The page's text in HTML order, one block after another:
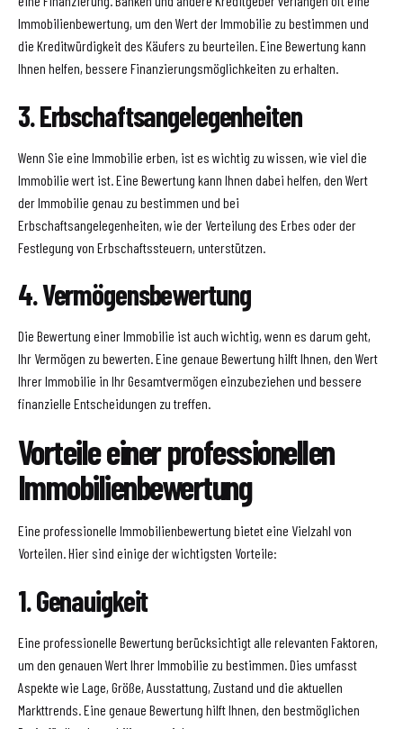
Immobilienbewertung, um den Wert der Immobilie zu bestimmen und
die Kreditwürdigkeit des Käufers zu beurteilen. Eine Bewertung kann
Ihnen helfen, bessere Finanzierungsmöglichkeiten zu erhalten.
3. Erbschaftsangelegenheiten
Wenn Sie eine Immobilie erben, ist es wichtig zu wissen, wie viel die
Immobilie wert ist. Eine Bewertung kann Ihnen dabei helfen, den Wert
der Immobilie genau zu bestimmen und bei
Erbschaftsangelegenheiten, wie der Verteilung des Erbes oder der
Festlegung von Erbschaftssteuern, unterstützen.
4. Vermögensbewertung
Die Bewertung einer Immobilie ist auch wichtig, wenn es darum geht,
Ihr Vermögen zu bewerten. Eine genaue Bewertung hilft Ihnen, den Wert
Ihrer Immobilie in Ihr Gesamtvermögen einzubeziehen und bessere
finanzielle Entscheidungen zu treffen.
Vorteile einer professionellen
Immobilienbewertung
Eine professionelle Immobilienbewertung bietet eine Vielzahl von
Vorteilen. Hier sind einige der wichtigsten Vorteile:
1. Genauigkeit
Eine professionelle Bewertung berücksichtigt alle relevanten Faktoren,
um den genauen Wert Ihrer Immobilie zu bestimmen. Dies umfasst
Aspekte wie Lage, Größe, Ausstattung, Zustand und die aktuellen
Markttrends. Eine genaue Bewertung hilft Ihnen, den bestmöglichen